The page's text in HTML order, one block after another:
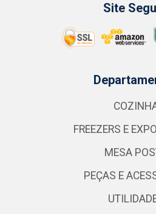
Site
FREEZERS E
MESA
PEÇAS E